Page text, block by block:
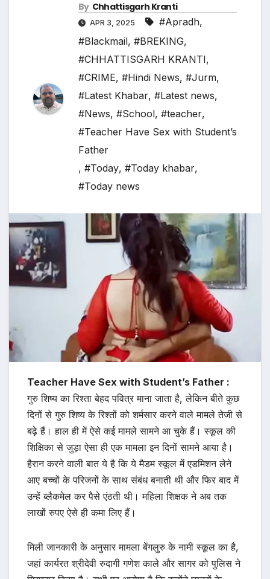
By Chhattisgarh Kranti
APR 3, 2025 #Apradh,
#Blackmail, #BREKING,
#CHHATTISGARH KRANTI,
#CRIME, #Hindi News, #Jurm,
#Latest Khabar, #Latest news,
#News, #School, #teacher,
#Teacher Have Sex with Student’s
Father
, #Today, #Today khabar,
#Today news
Teacher Have Sex with Student’s Father :
गुरु शिष्य का रिश्ता बेहद पवित्र माना जाता है, लेकिन बीते कुछ
दिनों से ​गुरु शिष्य के रिश्तों को शर्मसार करने वाले मामले तेजी से
बढ़े हैं। हाल ही में ऐसे कई मामले सामने आ चुके हैं। स्कूल की
शिक्षिका से जुड़ा ऐसा ही एक मामला इन दिनों सामने आया है।
हैरान करने वाली बात ये है कि ये मैडम स्कूल में एडमिशन लेने
आए बच्चों के परिजनों के साथ संबंध बनाती थी और फिर बाद में
उन्हें ब्लैकमेल कर पैसे एंठती थी। महिला शिक्षक ने अब तक
लाखों रुपए ऐसे ही कमा लिए हैं।
मिली जानकारी के अनुसार मामला बेंगलुरु के नामी स्कूल का है,
जहां कार्यरत श्रीदेवी रुदागी गणेश काले और सागर को पुलिस ने